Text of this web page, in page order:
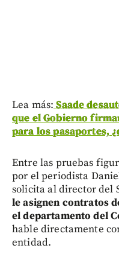
Lea más: Saade
que el Gobierno
para los pasaportes,
Entre las pruebas
por el periodista
solicita al director del
le asignen contratos
el departamento del
hable directamente
entidad.